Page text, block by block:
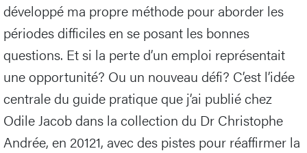
développé ma propre méthode pour aborder les
périodes difficiles en se posant les bonnes
questions. Et si la perte d’un emploi représentait
une opportunité? Ou un nouveau défi? C’est l’idée
centrale du guide pratique que j’ai publié chez
Odile Jacob dans la collection du Dr Christophe
Andrée, en 20121, avec des pistes pour réaffirmer la